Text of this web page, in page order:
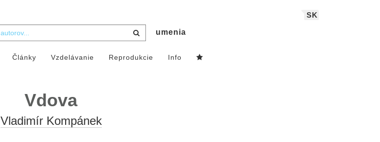
SK
umenia
Články Vzdelávanie Reprodukcie Info
Vdova
Vladimír Kompánek